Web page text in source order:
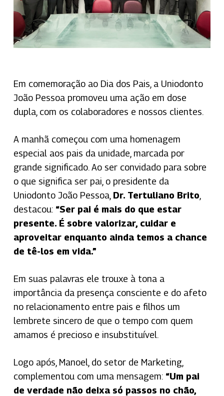
Em comemoração ao Dia dos Pais, a Uniodonto
João Pessoa promoveu uma ação em dose
dupla, com os colaboradores e nossos clientes.
A manhã começou com uma homenagem
especial aos pais da unidade, marcada por
grande significado. Ao ser convidado para sobre
o que significa ser pai, o presidente da
Uniodonto João Pessoa, Dr. Tertuliano Brito
destacou: “Ser pai é mais do que estar
presente. É sobre valorizar, cuidar e
aproveitar enquanto ainda temos a chance
de tê-los em vida.”
Em suas palavras ele trouxe à tona a
importância da presença consciente e do afeto
no relacionamento entre pais e filhos um
lembrete sincero de que o tempo com quem
amamos é precioso e insubstituível.
Logo após, Manoel, do setor de Marketing,
complementou com uma mensagem: “Um pai
de verdade não deixa só passos no chão,